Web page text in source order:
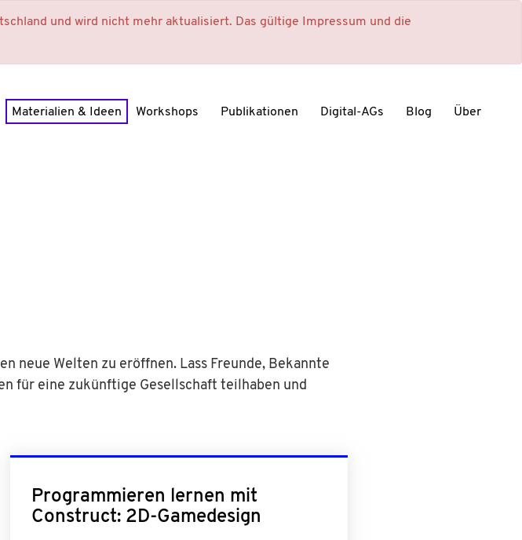
und wird nicht mehr aktualisiert. Das gültige Impressum und die
Über
Blog
Digital-AGs
Publikationen
Workshops
Materialien & Ideen
neue Welten zu eröffnen. Lass Freunde, Bekannte
für eine zukünftige Gesellschaft teilhaben und
Programmieren lernen mit
Construct: 2D-Gamedesign